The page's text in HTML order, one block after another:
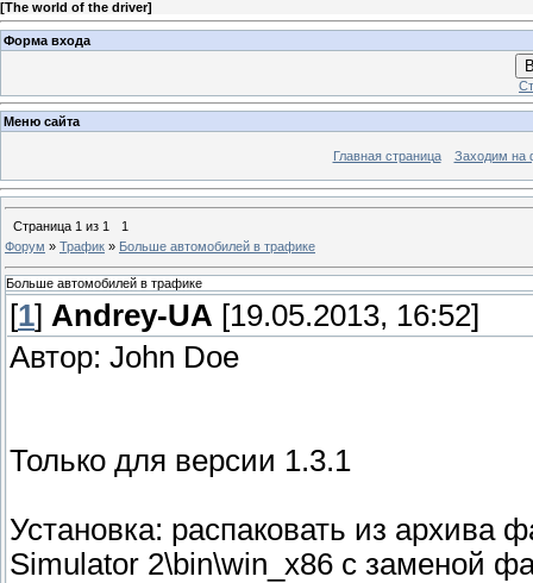
[The world of the driver]
Форма входа
Меню сайта
Главная страница Заходим на
Страница 1 из 1
1
Форум » Трафик » Больше автомобилей в трафике
Больше автомобилей в трафике
[1] Andrey-UA [19.05.2013, 16:52]
Автор: John Doe
Только для версии 1.3.1
Установка: распаковать из архива
Simulator 2\bin\win_x86 с заменой